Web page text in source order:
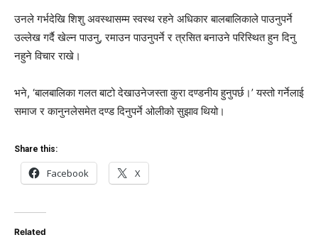
उनले गर्भदेखि शिशु अवस्थासम्म स्वस्थ रहने अधिकार बालबालिकाले पाउनुपर्ने
उल्लेख गर्दै खेल्न पाउनु, रमाउन पाउनुपर्ने र त्रसित बनाउने परिस्थित हुन दिनु
नहुने विचार राखे।
भने, ‘बालबालिका गलत बाटो देखाउनेजस्ता कुरा दण्डनीय हुनुपर्छ।’ यस्तो गर्नेलाई
समाज र कानुनलेसमेत दण्ड दिनुपर्ने ओलीको सुझाव थियो।
Share this:
Facebook X
Related